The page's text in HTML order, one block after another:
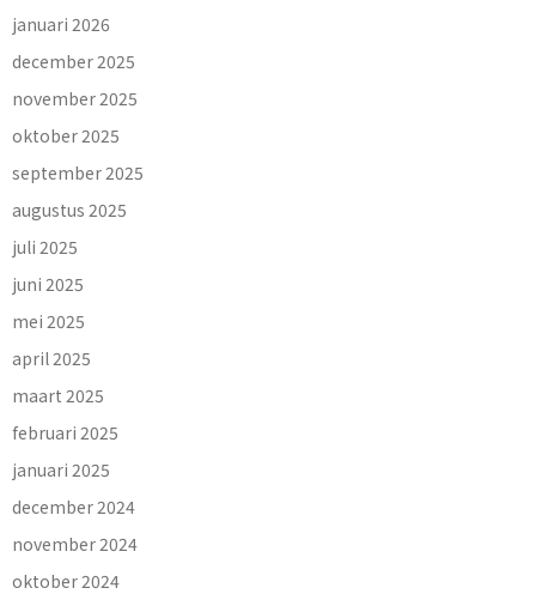
januari 2026
december 2025
november 2025
oktober 2025
september 2025
augustus 2025
juli 2025
juni 2025
mei 2025
april 2025
maart 2025
februari 2025
januari 2025
december 2024
november 2024
oktober 2024